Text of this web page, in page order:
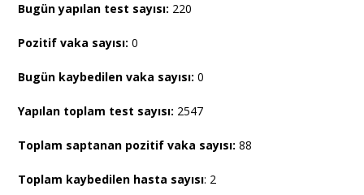
Bugün yapılan test sayısı: 220
Pozitif vaka sayısı: 0
Bugün kaybedilen vaka sayısı: 0
Yapılan toplam test sayısı: 2547
Toplam saptanan pozitif vaka sayısı: 88
Toplam kaybedilen hasta sayısı: 2